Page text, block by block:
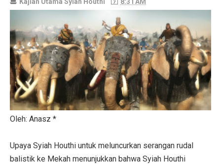
Oleh: Anasz *
Upaya Syiah Houthi untuk meluncurkan serangan rudal
balistik ke Mekah menunjukkan bahwa Syiah Houthi